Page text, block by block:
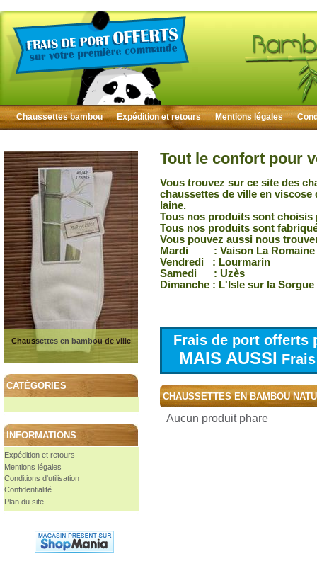
Chaussettes bambou Expédition et retours Mentions légales
Chaussettes en bambou de ville
CATÉGORIES
INFORMATIONS
Expédition et retours
Mentions légales
Conditions d'utilisation
Confidentialité
Plan du site
Tout le confort pour
Vous trouvez sur ce site des
chaussettes de ville en
laine.
Tous nos produits sont choisis
Tous nos produits sont
Vous pouvez aussi nous
Mardi : Vaison La Romaine
Vendredi : Lourmarin
Samedi : Uzès
Dimanche : L'Isle sur la Sorgue
Frais de port offerts
MAIS AUSSI
CHAUSSETTES EN BAMBOU
Aucun produit phare